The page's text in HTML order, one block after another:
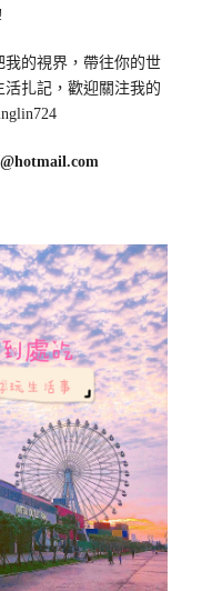
我的視界，帶往你的世
扎記，歡迎關注我的